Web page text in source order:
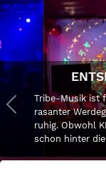
BPM
– ihr
alles andere als
auflegt, hat sie es
Previous